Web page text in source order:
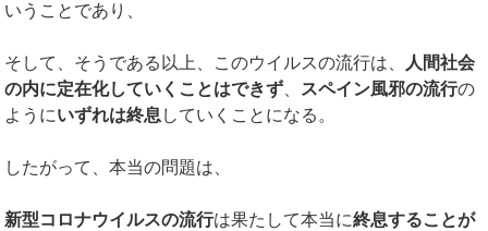
いうことであり、
そして、そうである以上、このウイルスの流行は、 人間社会
の内に定在化していくことはできず、 スペイン風邪の流行の
ようにいずれは終息していくことになる。
したがって、本当の問題は、
新型コロナウイルスの流行は果たして本当に終息することが